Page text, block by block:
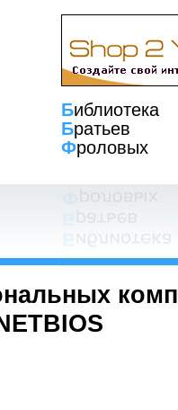
Библиотека
Братьев
Фроловых